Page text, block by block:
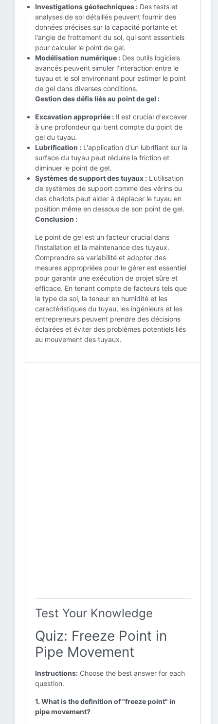
Investigations géotechniques : Des tests et
analyses de sol détaillés peuvent fournir des
données précises sur la capacité portante et
l'angle de frottement du sol, qui sont essentiels
pour calculer le point de gel.
Modélisation numérique : Des outils logiciels
avancés peuvent simuler l'interaction entre le
tuyau et le sol environnant pour estimer le point
de gel dans diverses conditions.
Gestion des défis liés au point de gel :
Excavation appropriée : Il est crucial d'excaver
à une profondeur qui tient compte du point de
gel du tuyau.
Lubrification : L'application d'un lubrifiant sur la
surface du tuyau peut réduire la friction et
diminuer le point de gel.
Systèmes de support des tuyaux : L'utilisation
de systèmes de support comme des vérins ou
des chariots peut aider à déplacer le tuyau en
position même en dessous de son point de gel.
Conclusion :
Le point de gel est un facteur crucial dans
l'installation et la maintenance des tuyaux.
Comprendre sa variabilité et adopter des
mesures appropriées pour le gérer est essentiel
pour garantir une exécution de projet sûre et
efficace. En tenant compte de facteurs tels que
le type de sol, la teneur en humidité et les
caractéristiques du tuyau, les ingénieurs et les
entrepreneurs peuvent prendre des décisions
éclairées et éviter des problèmes potentiels liés
au mouvement des tuyaux.
Test Your Knowledge
Quiz: Freeze Point in
Pipe Movement
Instructions: Choose the best answer for each
question.
1. What is the definition of "freeze point" in
pipe movement?